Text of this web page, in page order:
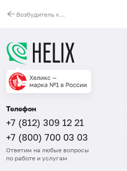
Возбудитель хламидиоза (Chlamydia trachomatis), ДНК, количественно [реал-тайм ПЦР]
Телефон
+7 (812) 309 12 21
+7 (800) 700 03 03
Ответим на любые вопросы
по работе и услугам